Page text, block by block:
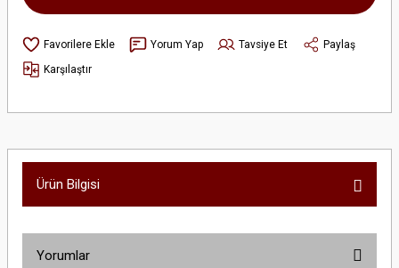
Yorum Yap Tavsiye Et
Paylaş
Karşılaştır
Ürün Bilgisi
Yorumlar